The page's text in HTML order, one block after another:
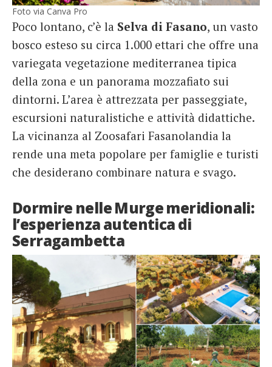
Foto via Canva Pro
Poco lontano, c’è la Selva di Fasano, un vasto
bosco esteso su circa 1.000 ettari che offre una
variegata vegetazione mediterranea tipica
della zona e un panorama mozzafiato sui
dintorni. L’area è attrezzata per passeggiate,
escursioni naturalistiche e attività didattiche.
La vicinanza al Zoosafari Fasanolandia la
rende una meta popolare per famiglie e turisti
che desiderano combinare natura e svago.
Dormire nelle Murge meridionali:
l’esperienza autentica di
Serragambetta